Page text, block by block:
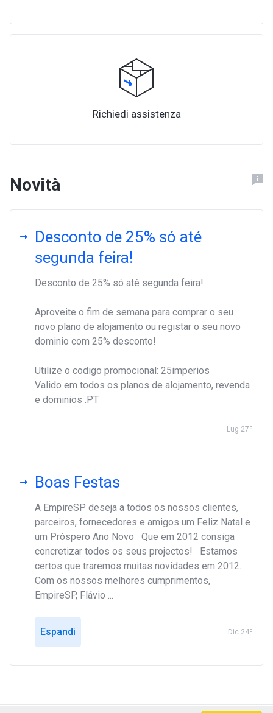
Richiedi assistenza
Novità
Desconto de 25% só até
segunda feira!
Desconto de 25% só até segunda feira!
Aproveite o fim de semana para comprar o seu
novo plano de alojamento ou registar o seu novo
dominio com 25% desconto!
Utilize o codigo promocional: 25imperios
Valido em todos os planos de alojamento, revenda
e dominios .PT
Lug 27º
Boas Festas
A EmpireSP deseja a todos os nossos clientes,
parceiros, fornecedores e amigos um Feliz Natal e
um Próspero Ano Novo Que em 2012 consiga
concretizar todos os seus projectos! Estamos
certos que traremos muitas novidades em 2012.
Com os nossos melhores cumprimentos,
EmpireSP, Flávio ...
Espandi Dic 24º